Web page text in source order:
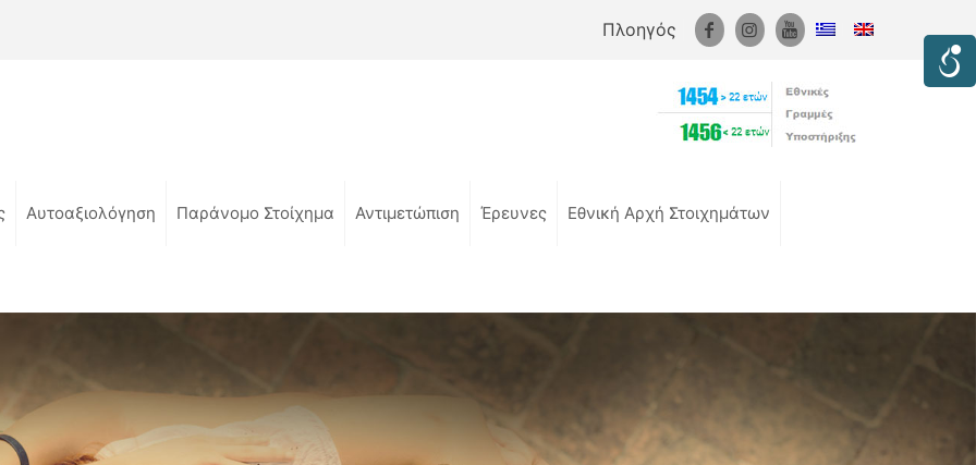
Πλοηγός
Αυτοαξιολόγηση Παράνομο Στοίχημα Αντιμετώπιση Έρευνες Εθνική Αρχή Στοιχημάτων